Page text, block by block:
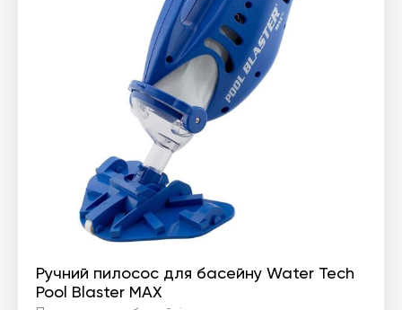
Ручний пилосос для басейну Water Tech
Pool Blaster MAX